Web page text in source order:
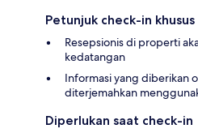
Petunjuk check-in khusus
Resepsionis di properti
kedatangan
Informasi yang diberikan
diterjemahkan
Diperlukan saat check-in